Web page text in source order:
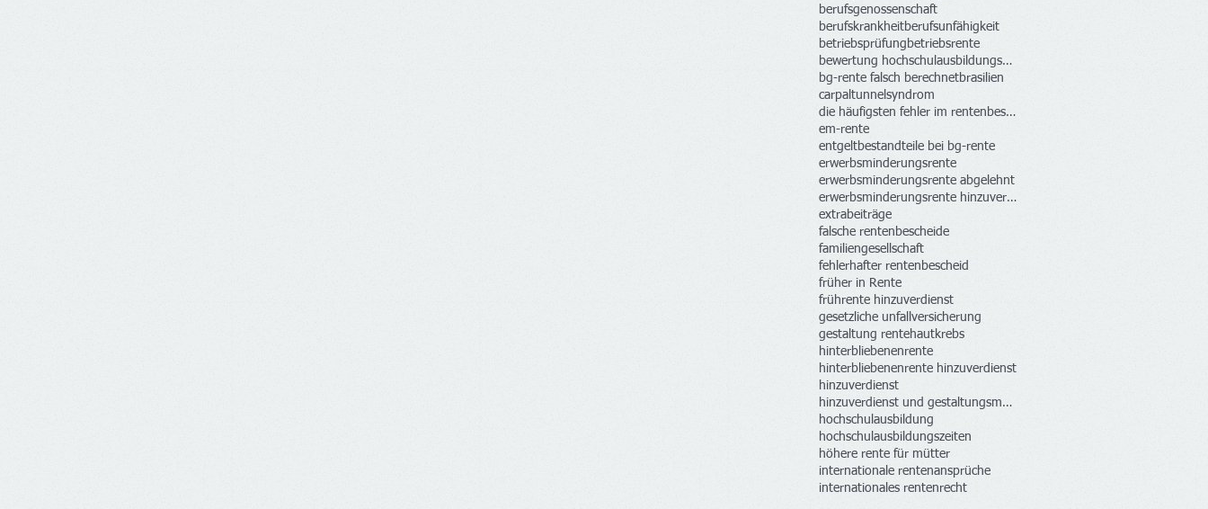
berufsgenossenschaft
berufskrankheitberufsunfähigkeit
betriebsprüfung betriebsrente
bewertung hochschulausbildungszeiten rechtswidrig
bg-rente falsch berechnetbrasilien
carpaltunnelsyndrom
die häufigsten fehler im rentenbescheid
em-rente
entgeltbestandteile bei bg-rente
erwerbsminderungsrente
erwerbsminderungsrente abgelehnt
erwerbsminderungsrente hinzuverdienst
extrabeiträge
falsche rentenbescheide
familiengesellschaft
fehlerhafter rentenbescheid
früher in Rente
frührente hinzuverdienst
gesetzliche unfallversicherung
gestaltung rentehautkrebs
hinterbliebenenrente
hinterbliebenenrente hinzuverdienst
hinzuverdienst
hinzuverdienst und gestaltungsmöglichkeiten
hochschulausbildung
hochschulausbildungszeiten
höhere rente für mütter
internationale rentenansprüche
internationales rentenrecht